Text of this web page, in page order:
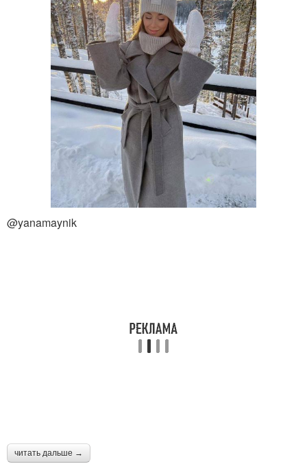
@yanamaynik
читать дальше →